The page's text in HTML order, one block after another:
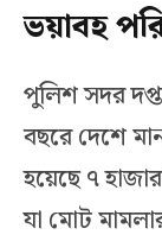
ভয়াবহ
পুলিশ সদর
বছরে দেশে
হয়েছে ৭
যা মোট